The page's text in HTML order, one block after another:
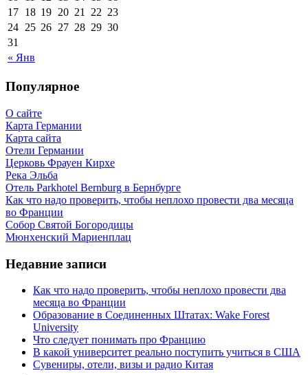
« Янв
17 18 19 20 21 22 23
24 25 26 27 28 29 30
31
Популярное
О сайте
Карта Германии
Карта сайта
Отели Германии
Церковь Фрауен Кирхе
Река Эльба
Отель Parkhotel Bernburg в Бернбурге
Как что надо проверить, чтобы неплохо провести два месяца
во Франции
Собор Святой Богородицы
Мюнхенский Мариенплац
Недавние записи
Как что надо проверить, чтобы неплохо провести два
месяца во Франции
Образование в Соединенных Штатах: Wake Forest
University
Что следует понимать про Францию
В какой университет реально поступить учиться в США
Сувениры, отели, визы и радио Китая